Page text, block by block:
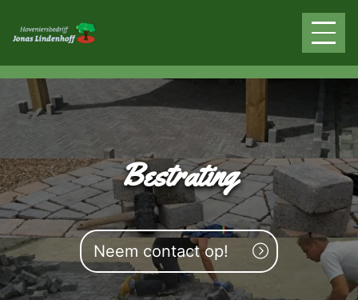
Bestrating
Neem contact op!